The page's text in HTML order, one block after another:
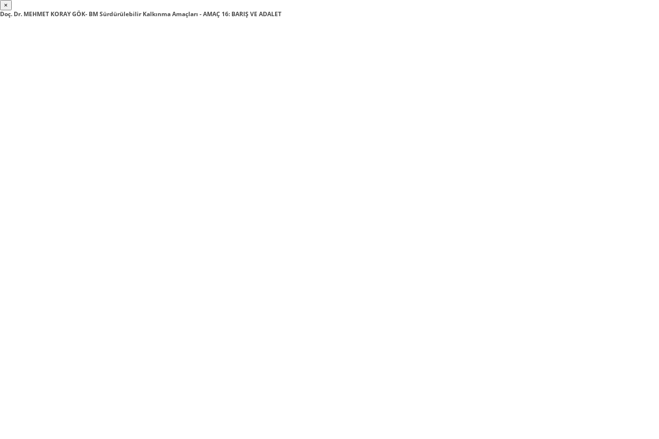
×
Doç. Dr. MEHMET KORAY GÖK- BM Sürdürülebilir Kalkınma Amaçları - AMAÇ 16: BARIŞ VE ADALET